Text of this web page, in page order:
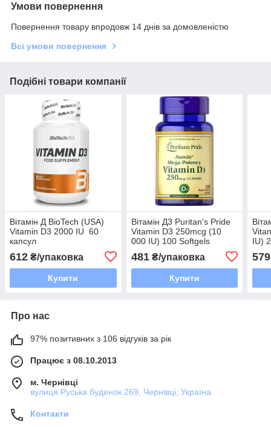
Умови повернення
Повернення товару впродовж 14 днів за домовленістю
Всі умови повернення
Подібні товари компанії
Вітамін Д BioTech (USA)
Vitamin D3 2000 IU 60
капсул
612 ₴/упаковка
Купити
Вітамін Д3 Puritan's Pride
Vitamin D3 250mcg (10
000 IU) 100 Softgels
481₴/упаковка
Купити
IU)
579
Про нас
97% позитивних з 106 відгуків за рік
Працює з 08.10.2013
м. Чернівці
вулиця Руська будинок 269, Чернівці, Україна
Контакти